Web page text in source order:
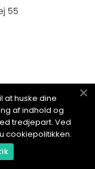
at huske dine
af indhold og
tredjepart. Ved
cookiepolitikken.